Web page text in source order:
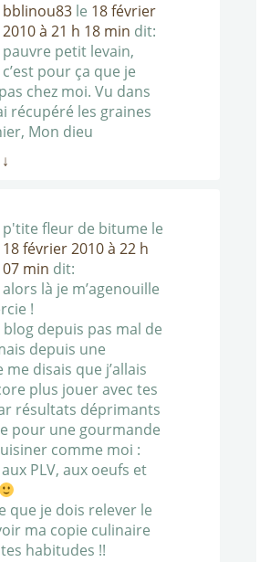
bblinou83 le 18 février
2010 à 21 h 18 min dit:
pauvre petit levain,
c’est pour ça que je
chez moi. Vu dans
récupéré les graines
Mon dieu
↓
p'tite fleur de bitume le
18 février 2010 à 22 h
07 min dit:
alors là je m’agenouille
!
blog depuis pas mal de
depuis une
me disais que j’allais
plus jouer avec tes
résultats déprimants
pour une gourmande
comme moi :
PLV, aux oeufs et
que je dois relever le
ma copie culinaire
habitudes !!